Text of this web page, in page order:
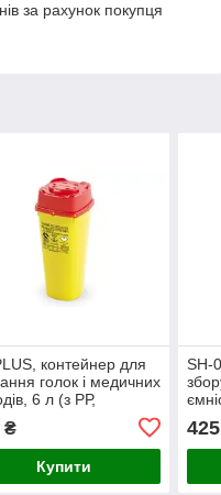
за рахунок покупця
контейнер для
голок і медичних
6 л (з РР,
₴
Купити
SH-
425